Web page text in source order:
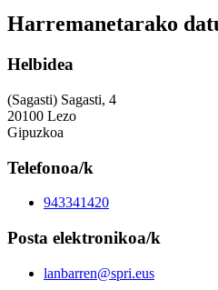
Harremanetarako
Helbidea
(Sagasti) Sagasti, 4
20100 Lezo
Gipuzkoa
Telefonoa/k
943341420
Posta elektronikoa/k
lanbarren@spri.eus